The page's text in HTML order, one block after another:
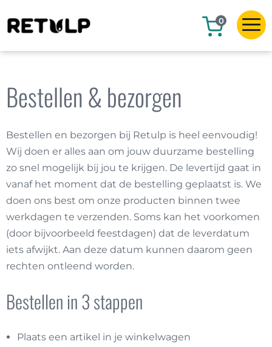
0
Bestellen & bezorgen
Bestellen en bezorgen bij Retulp is heel eenvoudig!
Wij doen er alles aan om jouw duurzame bestelling
zo snel mogelijk bij jou te krijgen. De levertijd gaat in
vanaf het moment dat de bestelling geplaatst is. We
doen ons best om onze producten binnen twee
werkdagen te verzenden. Soms kan het voorkomen
(door bijvoorbeeld feestdagen) dat de leverdatum
iets afwijkt. Aan deze datum kunnen daarom geen
rechten ontleend worden.
Bestellen in 3 stappen
Plaats een artikel in je winkelwagen